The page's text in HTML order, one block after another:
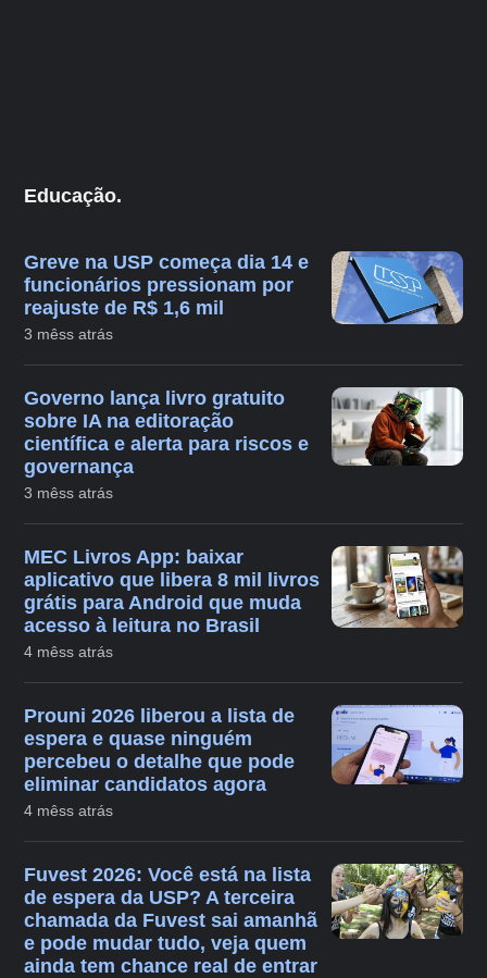
Educação.
Greve na USP começa dia 14 e
funcionários pressionam por
reajuste de R$ 1,6 mil
3 mêss atrás
Governo lança livro gratuito
sobre IA na editoração
científica e alerta para riscos e
governança
3 mêss atrás
MEC Livros App: baixar
aplicativo que libera 8 mil livros
grátis para Android que muda
acesso à leitura no Brasil
4 mêss atrás
Prouni 2026 liberou a lista de
espera e quase ninguém
percebeu o detalhe que pode
eliminar candidatos agora
4 mêss atrás
Fuvest 2026: Você está na lista
de espera da USP? A terceira
chamada da Fuvest sai amanhã
e pode mudar tudo, veja quem
ainda tem chance real de entrar